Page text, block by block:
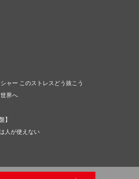
ャー このストレスどう抜こう
界へ
】
人が使えない